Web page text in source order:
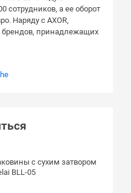
сотрудников, а ее оборот
Наряду с AXOR,
брендов, принадлежащих
с сухим затвором
BLL-05